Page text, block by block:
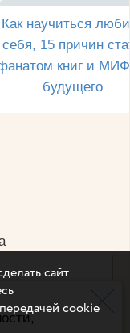
Как научиться
себя, 15 причин
книг и
будущего
сайт
cookie